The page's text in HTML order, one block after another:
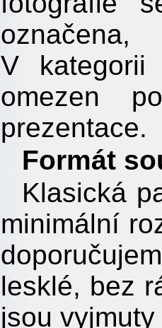
V kategorii
omezen
prezentace.
Formát
Klasická
minimální
lesklé, bez
jsou